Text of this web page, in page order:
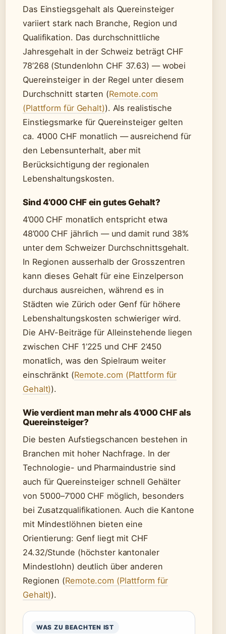
Das Einstiegsgehalt als Quereinsteiger
variiert stark nach Branche, Region und
Qualifikation. Das durchschnittliche
Jahresgehalt in der Schweiz beträgt CHF
78’268 (Stundenlohn CHF 37.63) — wobei
Quereinsteiger in der Regel unter diesem
Durchschnitt starten (Remote.com
(Plattform für Gehalt)). Als realistische
Einstiegsmarke für Quereinsteiger gelten
ca. 4’000 CHF monatlich — ausreichend für
den Lebensunterhalt, aber mit
Berücksichtigung der regionalen
Lebenshaltungskosten.
Sind 4’000 CHF ein gutes Gehalt?
4’000 CHF monatlich entspricht etwa
48’000 CHF jährlich — und damit rund 38%
unter dem Schweizer Durchschnittsgehalt.
In Regionen ausserhalb der Grosszentren
kann dieses Gehalt für eine Einzelperson
durchaus ausreichen, während es in
Städten wie Zürich oder Genf für höhere
Lebenshaltungskosten schwieriger wird.
Die AHV-Beiträge für Alleinstehende liegen
zwischen CHF 1’225 und CHF 2’450
monatlich, was den Spielraum weiter
einschränkt (Remote.com (Plattform für
Gehalt)).
Wie verdient man mehr als 4’000 CHF als
Quereinsteiger?
Die besten Aufstiegschancen bestehen in
Branchen mit hoher Nachfrage. In der
Technologie- und Pharmaindustrie sind
auch für Quereinsteiger schnell Gehälter
von 5’000–7’000 CHF möglich, besonders
bei Zusatzqualifikationen. Auch die Kantone
mit Mindestlöhnen bieten eine
Orientierung: Genf liegt mit CHF
24.32/Stunde (höchster kantonaler
Mindestlohn) deutlich über anderen
Regionen (Remote.com (Plattform für
Gehalt)).
WAS ZU BEACHTEN IST